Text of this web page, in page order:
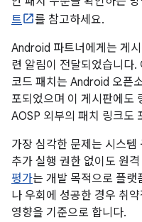
트
를 참고하세요.
Android 파트너에게는 게
련 알림이 전달되었습니다
코드 패치는 Android 오픈
포되었으며 이 게시판에도
AOSP 외부의 패치 링크도
가장 심각한 문제는 시스
추가 실행 권한 없이도 원
평가는 개발 목적으로 플랫
나 우회에 성공한 경우 취
영향을 기준으로 합니다.